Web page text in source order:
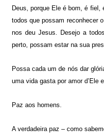
Deus, porque Ele é bom, é
todos que possam reconhecer
nos deu Jesus. Desejo a
perto, possam estar na sua
Possa cada um de nós dar
uma vida gasta por amor d’Ele
Paz aos homens.
A verdadeira paz – como